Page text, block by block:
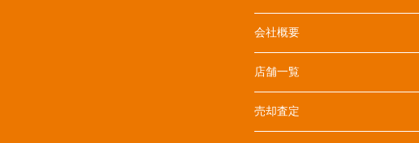
会社概要
店舗一覧
売却査定